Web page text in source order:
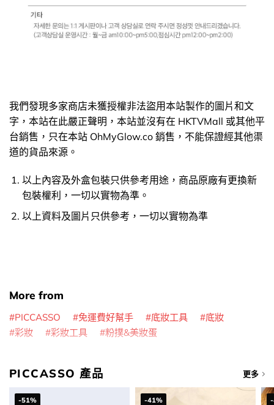
我們發現多家商店未獲授權非法盜用本站製作的圖片和文
字，本站在此嚴正聲明，本站並沒有在 HKTVMall 或其他平
台銷售，只在本站 OhMyGlow.co 銷售，不能保證經其他渠
道的貨品來源。
以上內容及外盒包裝只供參考用途，商品原廠有更換新
包裝權利，一切以實物為準。
以上資料及圖片只供參考，一切以實物為準
More from
PICCASSO 免運費好幫手 底妝工具
底妝
彩妝
彩妝工具 粉撲&美妝蛋
PICCASSO 產品 更多
-51% -41%